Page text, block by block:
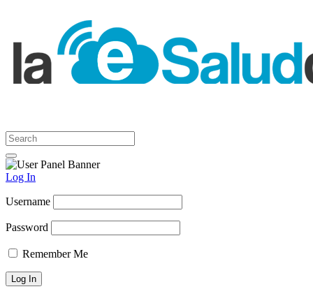
Log In
Username
Password
Remember Me